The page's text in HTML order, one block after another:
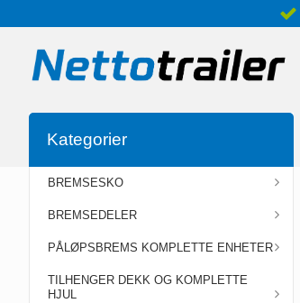
Kategorier
BREMSESKO
BREMSEDELER
PÅLØPSBREMS KOMPLETTE ENHETER
TILHENGER DEKK OG KOMPLETTE
HJUL